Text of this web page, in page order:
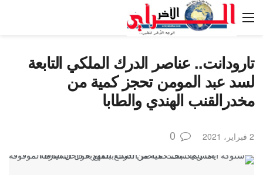
تارودانت.. عناصر الدرك الملكي التابعة
لسد عبد المومن تحجز كمية من
مخدرالقنب الهندي والطابا
2 فبراير، 2021 0